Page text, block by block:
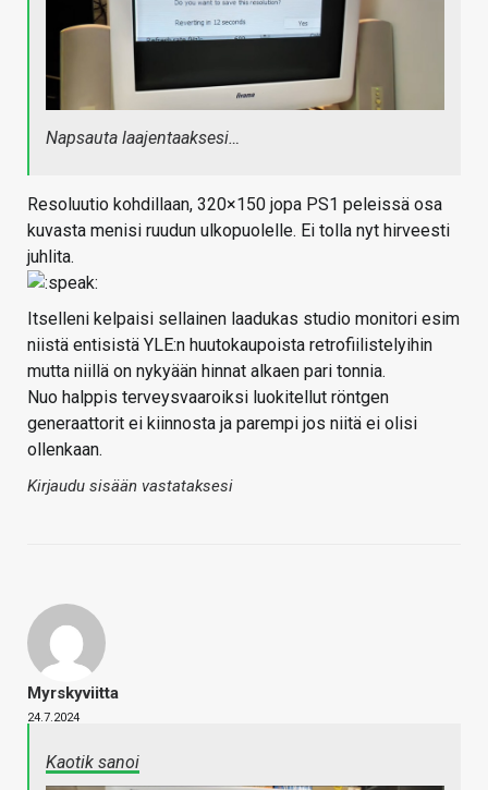
Napsauta laajentaaksesi…
Resoluutio kohdillaan, 320×150 jopa PS1 peleissä osa
kuvasta menisi ruudun ulkopuolelle. Ei tolla nyt hirveesti
juhlita.
Itselleni kelpaisi sellainen laadukas studio monitori esim
niistä entisistä YLE:n huutokaupoista retrofiilistelyihin
mutta niillä on nykyään hinnat alkaen pari tonnia.
Nuo halppis terveysvaaroiksi luokitellut röntgen
generaattorit ei kiinnosta ja parempi jos niitä ei olisi
ollenkaan.
Kirjaudu sisään vastataksesi
Myrskyviitta
24.7.2024
Kaotik sanoi